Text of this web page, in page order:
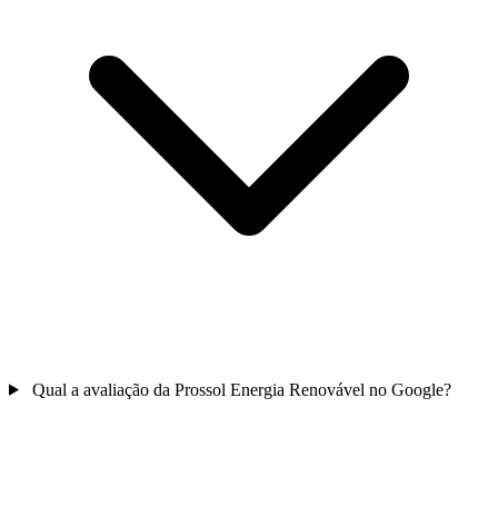
Qual a avaliação da Prossol Energia Renovável no Google?